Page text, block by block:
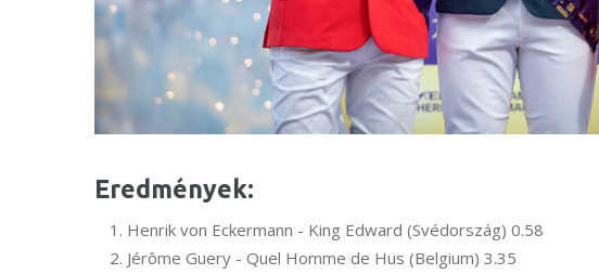
Eredmények:
Henrik von Eckermann - King Edward (Svédország) 0.58
Jérôme Guery - Quel Homme de Hus (Belgium) 3.35